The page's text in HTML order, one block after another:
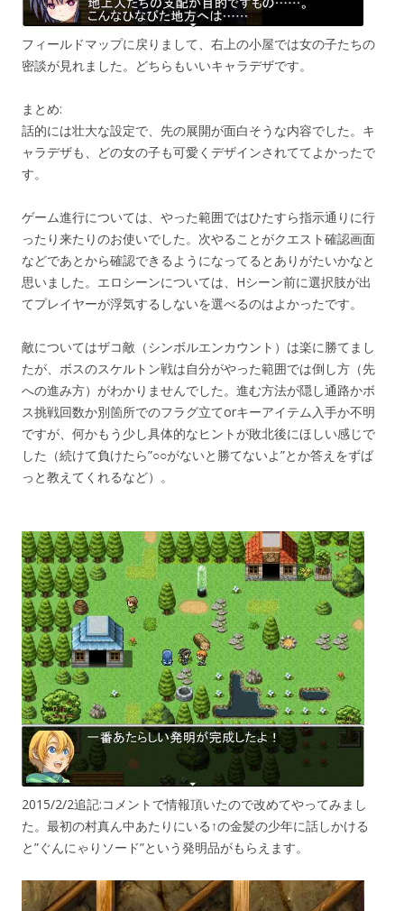
フィールドマップに戻りまして、右上の小屋では女の子たちの
密談が見れました。どちらもいいキャラデザです。
まとめ:
話的には壮大な設定で、先の展開が面白そうな内容でした。キ
ャラデザも、どの女の子も可愛くデザインされててよかったで
す。
ゲーム進行については、やった範囲ではひたすら指示通りに行
ったり来たりのお使いでした。次やることがクエスト確認画面
などであとから確認できるようになってるとありがたいかなと
思いました。エロシーンについては、Hシーン前に選択肢が出
てプレイヤーが浮気するしないを選べるのはよかったです。
敵についてはザコ敵（シンボルエンカウント）は楽に勝てまし
たが、ボスのスケルトン戦は自分がやった範囲では倒し方（先
への進み方）がわかりませんでした。進む方法が隠し通路かボ
ス挑戦回数か別箇所でのフラグ立てorキーアイテム入手か不明
ですが、何かもう少し具体的なヒントが敗北後にほしい感じで
した（続けて負けたら”○○がないと勝てないよ”とか答えをずば
っと教えてくれるなど）。
2015/2/2追記:コメントで情報頂いたので改めてやってみまし
た。最初の村真ん中あたりにいる↑の金髪の少年に話しかける
と”ぐんにゃりソード”という発明品がもらえます。